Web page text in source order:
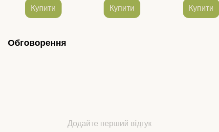
Купити
розмір 86-140
Купити Купити
Обговорення
Додайте перший відгук